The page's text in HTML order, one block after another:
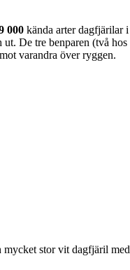
000 kända arter dagfjärilar
De tre benparen (två
varandra över ryggen.
stor vit dagfjäril